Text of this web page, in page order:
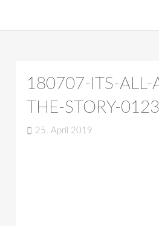
180707-ITS-ALL-
THE-STORY-0123
25. April 2019